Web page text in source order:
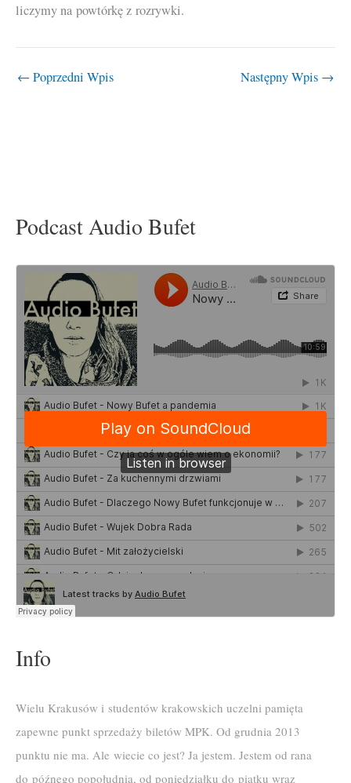
liczymy na powtórkę z rozrywki.
← Poprzedni Wpis Następny Wpis →
Podcast Audio Bufet
Info
Wielu Krakusów i studentów krakowskich uczelni pamięta
zapewne punkt sprzedaży biletów MPK. Od grudnia 2013
punktu nie ma. Ale wiecie co jest? Ja jestem. Jestem od rana
do późnego popołudnia, od poniedziałku do piątku wraz